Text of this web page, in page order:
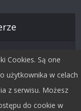
Cookies. Są one
użytkownika w celach
z serwisu. Możesz
do cookie w